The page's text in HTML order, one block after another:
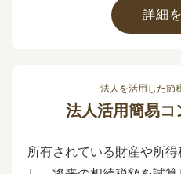
詳細
法人を活用した節
法人活用簡易コ
所有されている財産や所